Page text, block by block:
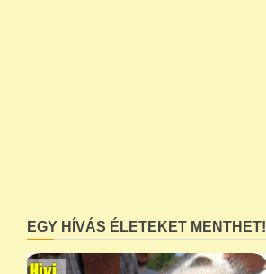
EGY HÍVÁS ÉLETEKET MENTHET!